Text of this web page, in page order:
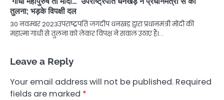
तुलना; भड़के विपक्षी दल
30 नवम्बर 2023उपराष्ट्रपति जगदीप धनखड़ द्वारा प्रधानमंत्री मोदी की
महात्मा गांधी से तुलना को लेकर विपक्ष ने सवाल उठाए हैं।…
Leave a Reply
Your email address will not be published. Required
fields are marked *